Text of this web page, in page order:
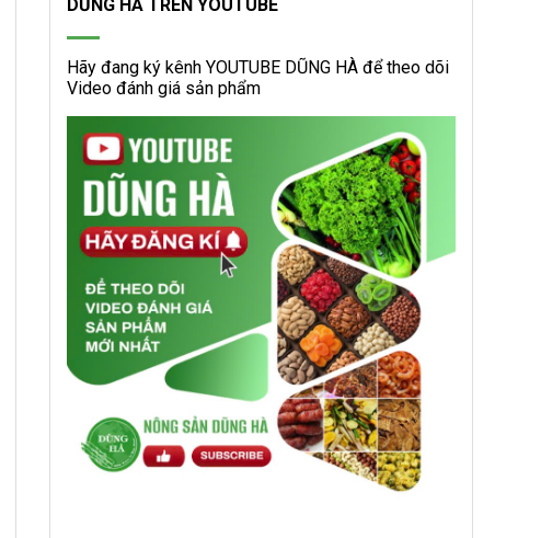
DŨNG HÀ TRÊN YOUTUBE
Hãy đang ký kênh YOUTUBE DŨNG HÀ để theo dõi
Video đánh giá sản phẩm